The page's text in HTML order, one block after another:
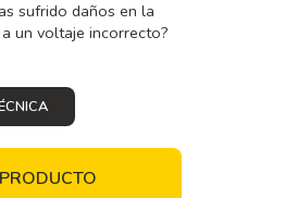
sufrido daños en la
un voltaje incorrecto?